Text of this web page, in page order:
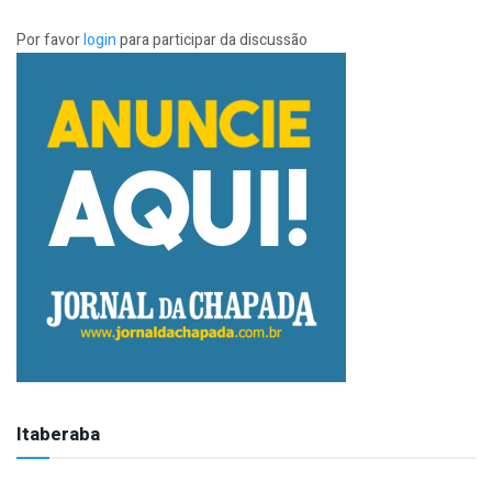
Por favorloginpara participar da discussão
Itaberaba